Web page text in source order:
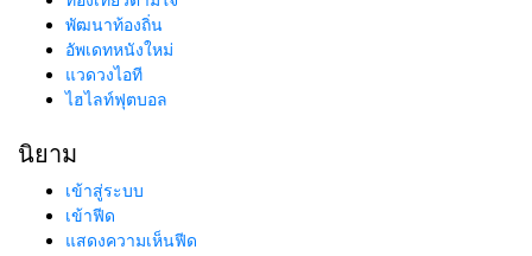
พัฒนาท้องถิ่น
อัพเดทหนังใหม่
แวดวงไอที
ไฮไลท์ฟุตบอล
นิยาม
เข้าสู่ระบบ
เข้าฟีด
แสดงความเห็นฟีด